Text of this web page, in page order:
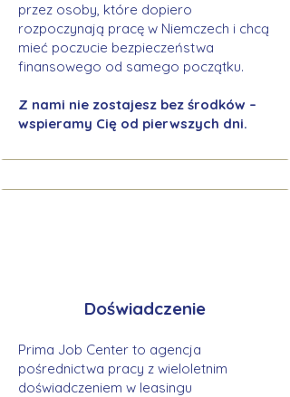
przez osoby, które dopiero
rozpoczynają pracę w Niemczech i chcą
mieć poczucie bezpieczeństwa
finansowego od samego początku.
Z nami nie zostajesz bez środków –
wspieramy Cię od pierwszych dni.
Doświadczenie
Prima Job Center to agencja
pośrednictwa pracy z wieloletnim
doświadczeniem w leasingu